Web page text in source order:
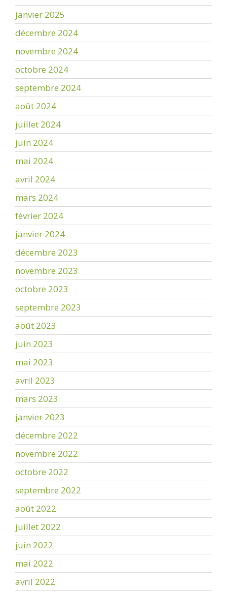
janvier 2025
décembre 2024
novembre 2024
octobre 2024
septembre 2024
août 2024
juillet 2024
juin 2024
mai 2024
avril 2024
mars 2024
février 2024
janvier 2024
décembre 2023
novembre 2023
octobre 2023
septembre 2023
août 2023
juin 2023
mai 2023
avril 2023
mars 2023
janvier 2023
décembre 2022
novembre 2022
octobre 2022
septembre 2022
août 2022
juillet 2022
juin 2022
mai 2022
avril 2022